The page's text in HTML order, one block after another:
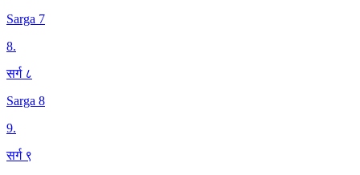
Sarga 7
8.
सर्ग ८
Sarga 8
9.
सर्ग ९